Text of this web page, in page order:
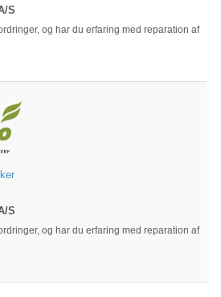
S
og har du erfaring med reparation af
S
og har du erfaring med reparation af